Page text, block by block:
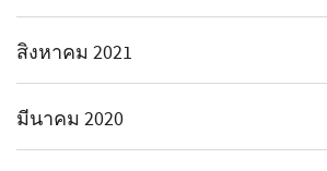
สิงหาคม 2021
มีนาคม 2020